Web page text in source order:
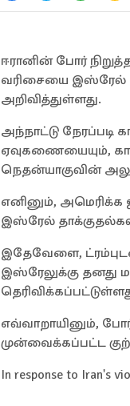
ஈரானின் போர்
வரிசையை இஸ்ரேல்
அறிவித்துள்ளது.
அந்நாட்டு நேரப்படி
ஏவுகணையையும்,
நெதன்யாகுவின்
எனினும், அமெரிக்க
இஸ்ரேல்
இதேவேளை,
இஸ்ரேலுக்கு தனது
எவ்வாறாயினும்,
முன்வைக்கப்பட்ட
In response to Iran's